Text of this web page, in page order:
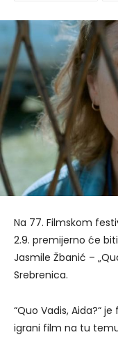
Na 77. Filmskom
2.9. premijerno će
Jasmile Žbanić –
Srebrenica.
“Quo Vadis, Aida?“
igrani film na tu